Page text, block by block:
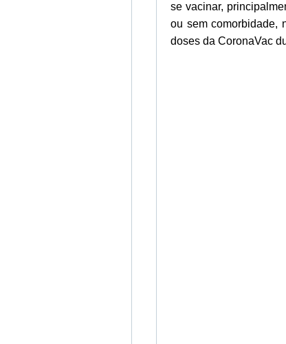
se vacinar,
ou sem comorbidade,
doses da CoronaVac